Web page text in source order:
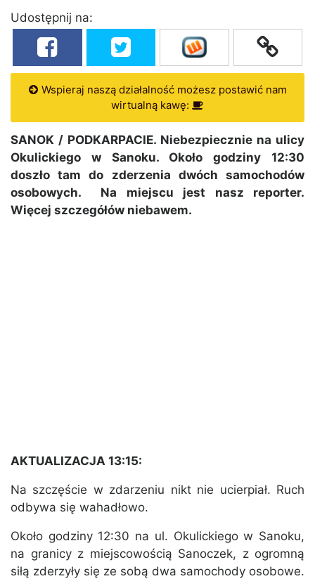
Udostępnij na:
Wspieraj naszą działalność możesz postawić nam
wirtualną kawę:
SANOK / PODKARPACIE. Niebezpiecznie na ulicy
Okulickiego w Sanoku. Około godziny 12:30
doszło tam do zderzenia dwóch samochodów
osobowych. Na miejscu jest nasz reporter.
Więcej szczegółów niebawem.
AKTUALIZACJA 13:15:
Na szczęście w zdarzeniu nikt nie ucierpiał. Ruch
odbywa się wahadłowo.
Około godziny 12:30 na ul. Okulickiego w Sanoku,
na granicy z miejscowością Sanoczek, z ogromną
siłą zderzyły się ze sobą dwa samochody osobowe.